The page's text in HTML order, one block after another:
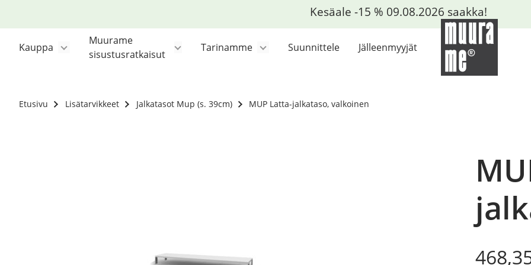
Kauppa
Muurame
sisustusratkaisut
Tarinamme Suunnittele Jälleenmyyjät
Etusivu Lisätarvikkeet Jalkatasot Mup (s. 39cm) MUP Latta-jalkataso, valkoinen
Kesäale -15 % 09.08.2026 saakka!